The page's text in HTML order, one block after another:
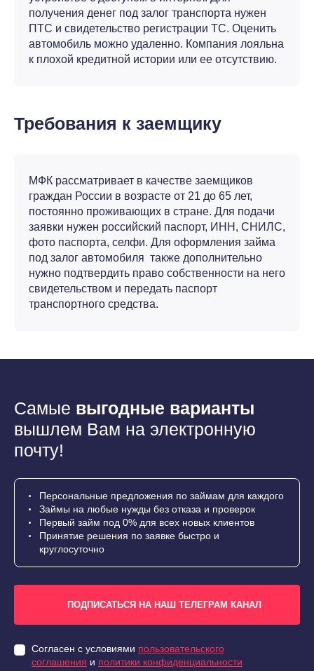
получения денег под залог транспорта нужен
ПТС и свидетельство регистрации ТС. Оценить
автомобиль можно удаленно. Компания лояльна
к плохой кредитной истории или ее отсутствию.
Требования к заемщику
МФК рассматривает в качестве заемщиков
граждан России в возрасте от 21 до 65 лет,
постоянно проживающих в стране. Для подачи
заявки нужен российский паспорт, ИНН, СНИЛС,
фото паспорта, селфи. Для оформления займа
под залог автомобиля также дополнительно
нужно подтвердить право собственности на него
свидетельством и передать паспорт
транспортного средства.
Самые выгодные варианты
вышлем Вам на электронную
почту!
Персональные предложения по займам для каждого
Займы на любые нужды без отказа и проверок
Первый займ под 0% для всех новых клиентов
Принятие решения по заявке быстро и
круглосуточно
ПОДПИСАТЬСЯ НА НАШ ТЕЛЕГРАМ КАНАЛ
Согласен с условиями пользовательского
соглашения и политики конфиденциальности